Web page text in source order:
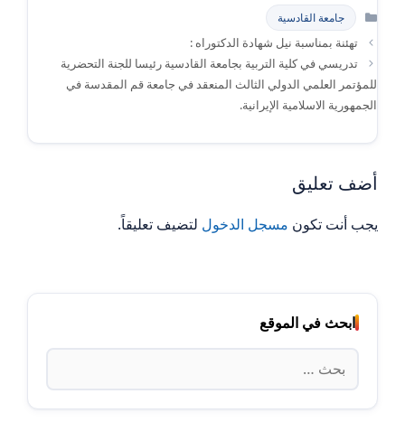
التصنيفات
جامعة القادسية
تهئنة بمناسبة نيل شهادة الدكتوراه :
تدريسي في كلية التربية بجامعة القادسية رئيسا للجنة التحضرية
للمؤتمر العلمي الدولي الثالث المنعقد في جامعة قم المقدسة في
الجمهورية الاسلامية الإيرانية.
أضف تعليق
يجب أنت تكون مسجل الدخول لتضيف تعليقاً.
ابحث في الموقع
البحث
عن: